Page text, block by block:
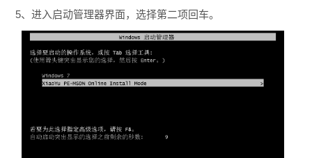
5、进入启动管理器界面，选择第二项回车。